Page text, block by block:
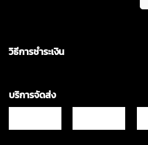
วิธีการชำระเงิน
บริการจัดส่ง